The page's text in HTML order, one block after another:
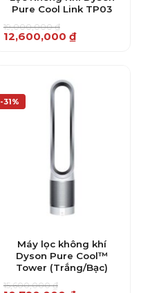
Pure Cool Link TP03
19,000,000₫
Giá
gốc
12,600,000 ₫
Giá
hiện
-31%
Máy lọc không khí
Dyson Pure Cool™
Tower (Trắng/Bạc)
15,600,000₫